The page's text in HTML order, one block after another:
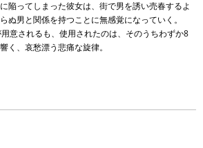
陥ってしまった彼女は、街で男を誘い売春するよ
ぬ男と関係を持つことに無感覚になっていく。
意されるも、使用されたのは、そのうちわずか8
く、哀愁漂う悲痛な旋律。